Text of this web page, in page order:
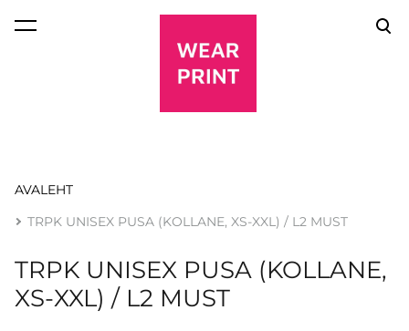
lisati ostukorvi.
AVALEHT
TRPK UNISEX PUSA (KOLLANE, XS-XXL) / L2 MUST
TRPK UNISEX PUSA (KOLLANE,
XS-XXL) / L2 MUST